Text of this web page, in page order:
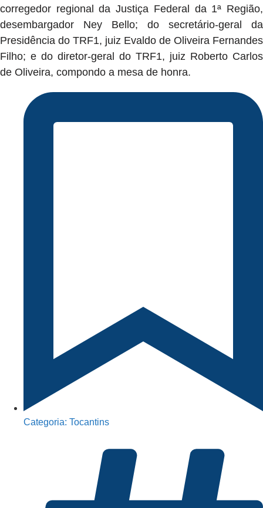
corregedor regional da Justiça Federal da 1ª Região,
desembargador Ney Bello; do secretário-geral da
Presidência do TRF1, juiz Evaldo de Oliveira Fernandes
Filho; e do diretor-geral do TRF1, juiz Roberto Carlos
de Oliveira, compondo a mesa de honra.
Categoria: Tocantins